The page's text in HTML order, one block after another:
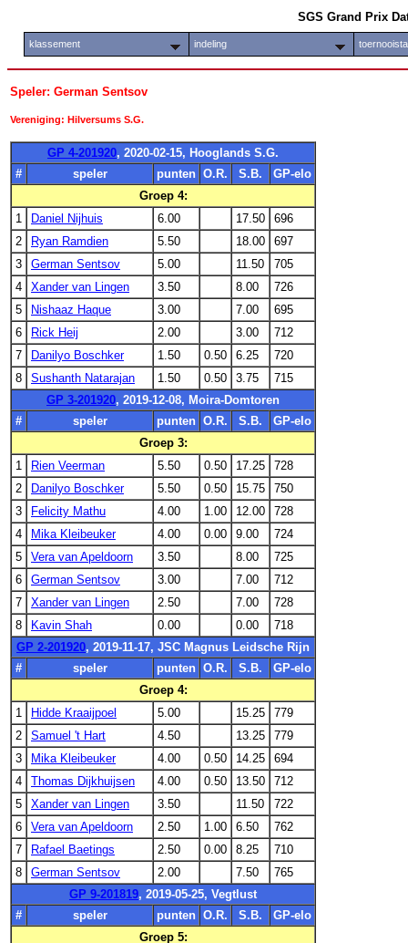
SGS Grand Prix
klassement indeling
Speler: German Sentsov
Vereniging: Hilversums S.G.
GP 4-201920, 2020-02-15, Hooglands S.G.
#
speler punten O.R. S.B.
GP-elo
Groep 4:
1
Daniel Nijhuis 6.00 17.50
696
2
Ryan Ramdien 5.50 18.00
697
3
German Sentsov 5.00 11.50
705
4
Xander van Lingen 3.50 8.00
726
5
Nishaaz Haque 3.00 7.00
695
6
Rick Heij 2.00 3.00
712
7
Danilyo Boschker 1.50 0.50 6.25
720
8
Sushanth Natarajan 1.50 0.50 3.75
715
GP 3-201920, 2019-12-08, Moira-Domtoren
#
speler punten O.R. S.B.
GP-elo
Groep 3:
1
Rien Veerman 5.50 0.50 17.25
728
2
Danilyo Boschker 5.50 0.50 15.75
750
3
Felicity Mathu 4.00 1.00 12.00
728
4
Mika Kleibeuker 4.00 0.00 9.00
724
5
Vera van Apeldoorn 3.50 8.00
725
6
German Sentsov 3.00 7.00
712
7
Xander van Lingen 2.50 7.00
728
8
Kavin Shah 0.00 0.00
718
GP 2-201920, 2019-11-17, JSC Magnus Leidsche Rijn
#
speler punten O.R. S.B.
GP-elo
Groep 4:
1
Hidde Kraaijpoel 5.00 15.25
779
2
Samuel 't Hart 4.50 13.25
779
3
Mika Kleibeuker 4.00 0.50 14.25
694
4
Thomas Dijkhuijsen 4.00 0.50 13.50
712
5
Xander van Lingen 3.50 11.50
722
6
Vera van Apeldoorn 2.50 1.00 6.50
762
7
Rafael Baetings 2.50 0.00 8.25
710
8
German Sentsov 2.00 7.50
765
GP 9-201819, 2019-05-25, Vegtlust
#
speler punten O.R. S.B.
GP-elo
Groep 5: